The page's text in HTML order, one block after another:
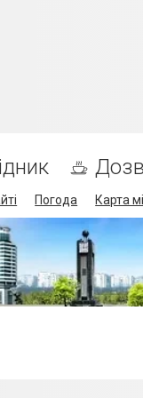
Погода Карта